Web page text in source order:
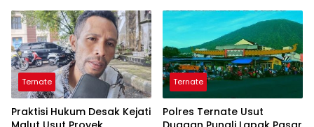
Ternate
Praktisi Hukum Desak Kejati
Ternate
Polres Ternate Usut